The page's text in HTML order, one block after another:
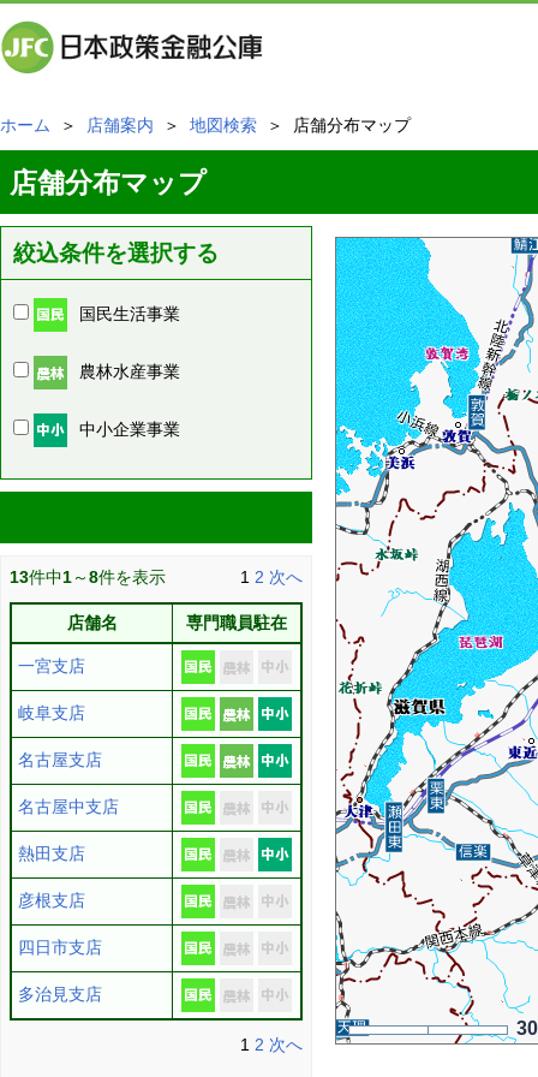
ホーム ＞ 店舗案内 ＞ 地図検索 ＞ 店舗分布マップ
店舗分布マップ
絞込条件を選択する
国民生活事業
農林水産事業
中小企業事業
13件中1～8件を表示 1 2 次へ
店舗名 専門職員駐在
一宮支店
岐阜支店
名古屋支店
名古屋中支店
熱田支店
彦根支店
四日市支店
多治見支店
1 2 次へ